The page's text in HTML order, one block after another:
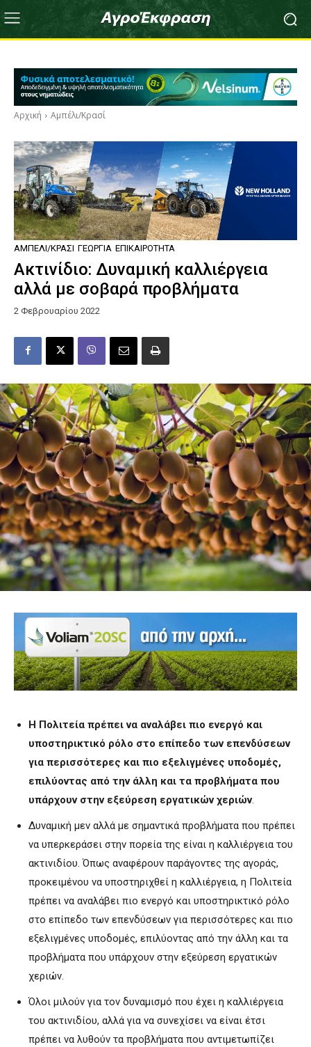
Αρχική Αμπέλι/Κρασί
ΑΜΠΈΛΙ/ΚΡΑΣΊ ΓΕΩΡΓΊΑ ΕΠΙΚΑΙΡΌΤΗΤΑ
Ακτινίδιο: Δυναμική καλλιέργεια
αλλά με σοβαρά προβλήματα
2 Φεβρουαρίου 2022
Η Πολιτεία πρέπει να αναλάβει πιο ενεργό και
υποστηρικτικό ρόλο στο επίπεδο των επενδύσεων
για περισσότερες και πιο εξελιγμένες υποδομές,
επιλύοντας από την άλλη και τα προβλήματα που
υπάρχουν στην εξεύρεση εργατικών χεριών.
Δυναμική μεν αλλά με σημαντικά προβλήματα που πρέπει
να υπερκεράσει στην πορεία της είναι η καλλιέργεια του
ακτινιδίου. Όπως αναφέρουν παράγοντες της αγοράς,
προκειμένου να υποστηριχθεί η καλλιέργεια, η Πολιτεία
πρέπει να αναλάβει πιο ενεργό και υποστηρικτικό ρόλο
στο επίπεδο των επενδύσεων για περισσότερες και πιο
εξελιγμένες υποδομές, επιλύοντας από την άλλη και τα
προβλήματα που υπάρχουν στην εξεύρεση εργατικών
χεριών.
Όλοι μιλούν για τον δυναμισμό που έχει η καλλιέργεια
του ακτινιδίου, αλλά για να συνεχίσει να είναι έτσι
πρέπει να λυθούν τα προβλήματα που αντιμετωπίζει